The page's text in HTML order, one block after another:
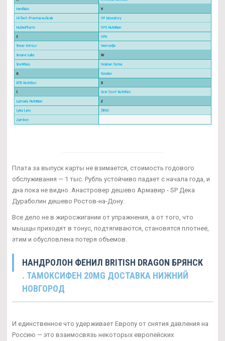
Плата за выпуск карты не взимается, стоимость годового
обслуживания — 1 тыс. Рубль устойчиво падает с начала года, и
дна пока не видно. Анастровер дешево Армавир - SP Дека
Дураболин дешево Ростов-на-Дону.
Все дело не в жиросжигании от упражнения, а от того, что
мышцы приходят в тонус, подтягиваются, становятся плотнее,
этим и обусловлена потеря объемов.
НАНДРОЛОН ФЕНИЛ BRITISH DRAGON БРЯНСК
. ТАМОКСИФЕН 20MG ДОСТАВКА НИЖНИЙ
НОВГОРОД
И единственное что удерживает Европу от снятия давления на
Россию — это взаимосвязь некоторых европейских